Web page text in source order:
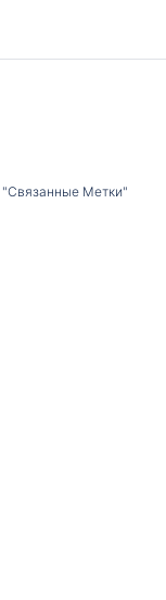
"Связанные Метки"